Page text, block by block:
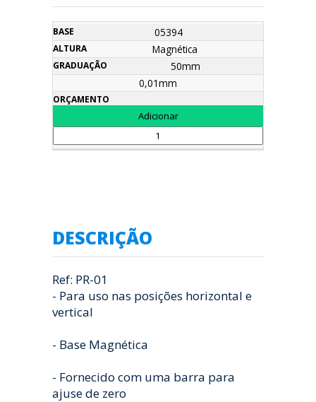
Código GraduaçãoOrçamento
05394
Magnética
50mm
0,01mm
DESCRIÇÃO
Ref: PR-01
- Para uso nas posições horizontal e
vertical
- Base Magnética
- Fornecido com uma barra para
ajuse de zero